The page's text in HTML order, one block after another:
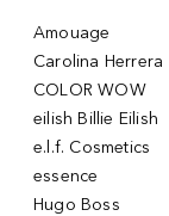
Amouage
Carolina Herrera
COLOR WOW
eilish Billie Eilish
e.l.f. Cosmetics
essence
Hugo Boss